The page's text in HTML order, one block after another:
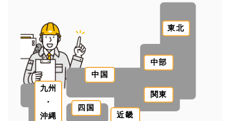
東北
関東
中部
近畿
中国
四国
九州
・
沖縄